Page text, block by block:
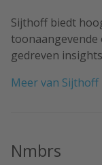
Sijthoff biedt
gedreven
Meer van Sijthoff
Nmbrs